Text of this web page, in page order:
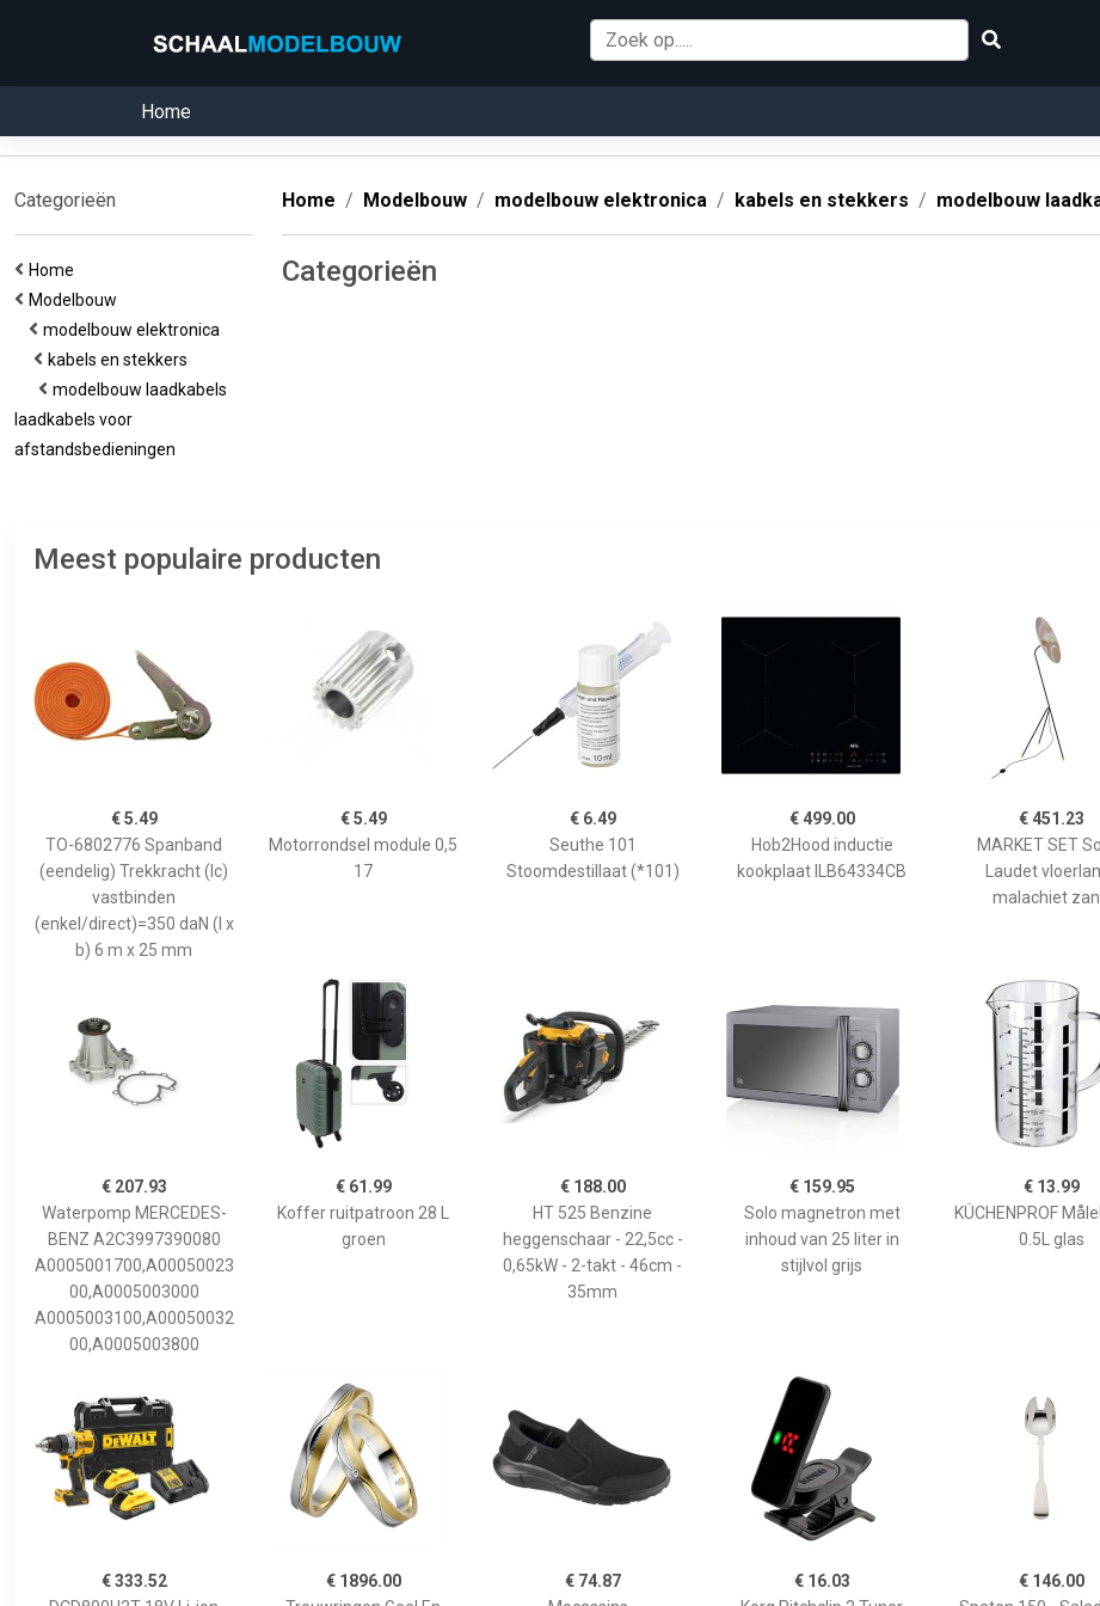
Home
Categorieën
Home
Modelbouw
modelbouw elektronica
kabels en stekkers
modelbouw laadkabels
laadkabels voor
afstandsbedieningen
Home Modelbouw modelbouw elektronica kabels en stekkers modelbouw
Categorieën
Meest populaire producten
€ 5.49
TO-6802776 Spanband
(eendelig) Trekkracht (lc)
vastbinden
(enkel/direct)=350 daN (l x
b) 6 m x 25 mm
€ 5.49
Motorrondsel module 0,5
17
€ 6.49
Seuthe 101
Stoomdestillaat (*101)
€ 499.00
Hob2Hood inductie
kookplaat ILB64334CB
€ 451.23
MARKET SET
Laudet
malachiet
€ 207.93
Waterpomp MERCEDES-
BENZ A2C3997390080
A0005001700,A00050023
00,A0005003000
A0005003100,A00050032
00,A0005003800
€ 61.99
Koffer ruitpatroon 28 L
groen
€ 188.00
HT 525 Benzine
heggenschaar - 22,5cc -
0,65kW - 2-takt - 46cm -
35mm
€ 159.95
Solo magnetron met
inhoud van 25 liter in
stijlvol grijs
€ 13.99
KÜCHENPROF
0.5L glas
€ 333.52
€ 1896.00
€ 74.87
€ 16.03
€ 146.00